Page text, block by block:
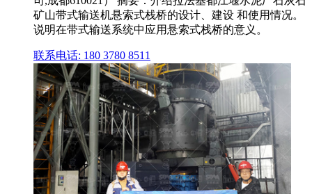
矿山带式输送机悬索式栈桥的设计、建设 和使用情况。
说明在带式输送系统中应用悬索式栈桥的意义。
联系电话: 180 3780 8511